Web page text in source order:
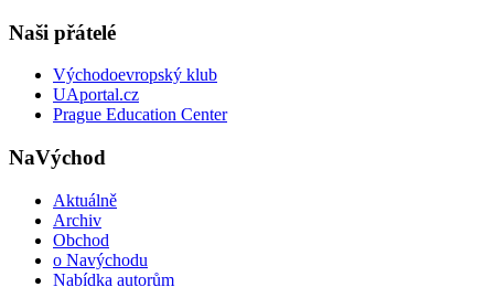
Naši přátelé
Východoevropský klub
UAportal.cz
Prague Education Center
NaVýchod
Aktuálně
Archiv
Obchod
o Navýchodu
Nabídka autorům